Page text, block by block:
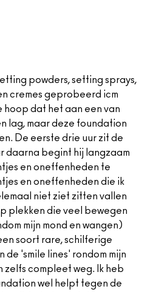
powders, setting sprays,
cremes geprobeerd icm
hoop dat het aan een van
lag, maar deze foundation
De eerste drie uur zit de
daarna begint hij langzaam
en oneffenheden te
en oneffenheden die ik
niet ziet zitten vallen
plekken die veel bewegen
mijn mond en wangen)
soort rare, schilferige
de 'smile lines' rondom mijn
zelfs compleet weg. Ik heb
wel helpt tegen de